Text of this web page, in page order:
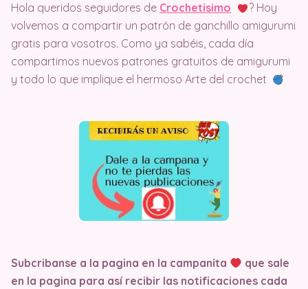
Hola queridos seguidores de Crochetisimo
? Hoy
volvemos a compartir un patrón de ganchillo amigurumi
gratis para vosotros. Como ya sabéis, cada día
compartimos nuevos patrones gratuitos de amigurumi
y todo lo que implique el hermoso Arte del crochet
Subcribanse a la pagina en la campanita
que sale
en la pagina para así recibir las notificaciones cada